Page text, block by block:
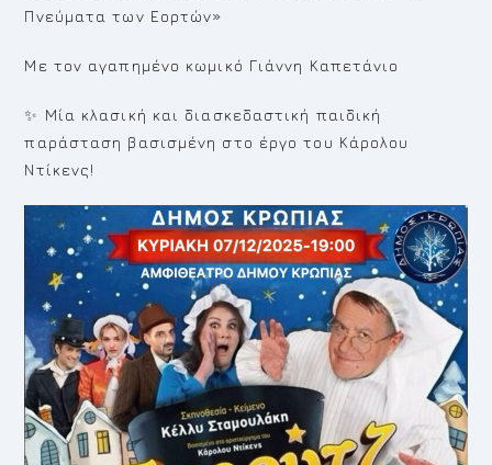
Πνεύματα των Εορτών»
Με τον αγαπημένο κωμικό Γιάννη Καπετάνιο
✨ Μία κλασική και διασκεδαστική παιδική
παράσταση βασισμένη στο έργο του Κάρολου
Ντίκενς!